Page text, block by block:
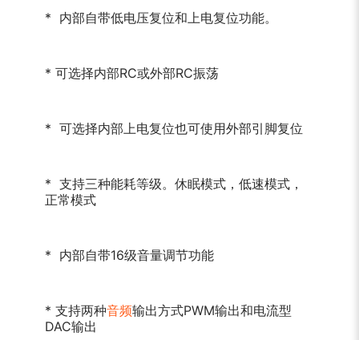
* 内部自带低电压复位和上电复位功能。
* 可选择内部RC或外部RC振荡
* 可选择内部上电复位也可使用外部引脚复位
* 支持三种能耗等级。休眠模式，低速模式，
正常模式
* 内部自带16级音量调节功能
* 支持两种音频输出方式PWM输出和电流型
DAC输出